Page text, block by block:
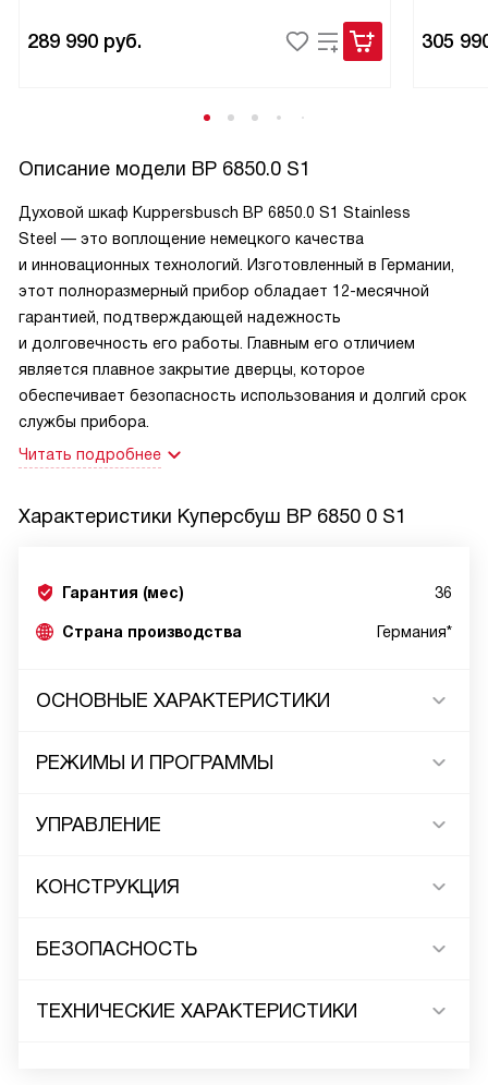
289 990 руб. 305
Описание модели BP 6850.0 S1
Духовой шкаф Kuppersbusch BP 6850.0 S1 Stainless
Steel — это воплощение немецкого качества
и инновационных технологий. Изготовленный в Германии,
этот полноразмерный прибор обладает 12-месячной
гарантией, подтверждающей надежность
и долговечность его работы. Главным его отличием
является плавное закрытие дверцы, которое
обеспечивает безопасность использования и долгий срок
службы прибора.
Читать подробнее
Характеристики Куперсбуш BP 6850 0 S1
Гарантия (мес) 36
Страна производства Германия*
ОСНОВНЫЕ ХАРАКТЕРИСТИКИ
РЕЖИМЫ И ПРОГРАММЫ
УПРАВЛЕНИЕ
КОНСТРУКЦИЯ
БЕЗОПАСНОСТЬ
ТЕХНИЧЕСКИЕ ХАРАКТЕРИСТИКИ